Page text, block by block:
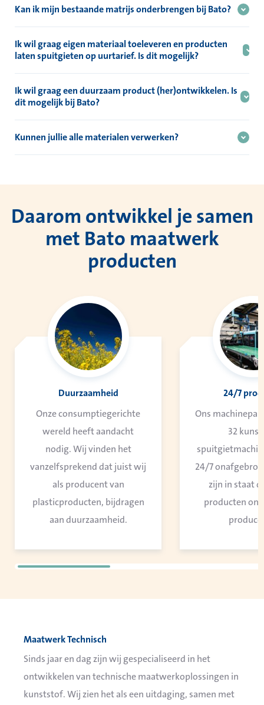
beschikt.
Kan ik mijn bestaande matrijs onderbrengen bij Bato?
Ik wil graag eigen materiaal toeleveren en producten
laten spuitgieten op uurtarief. Is dit mogelijk?
Ik wil graag een duurzaam product (her)ontwikkelen. Is
dit mogelijk bij Bato?
gerecycleerde, biobased en biologisch afbreekbare materialen.
Kunnen jullie alle materialen verwerken?
Daarom ontwikkel je samen
met Bato maatwerk
producten
Duurzaamheid
Onze consumptiegerichte
wereld heeft aandacht
nodig. Wij vinden het
vanzelfsprekend dat juist wij
als producent van
plasticproducten, bijdragen
aan duurzaamheid.
24/7
Ons
32
24/7
zijn in staat
producten
Maatwerk Technisch
Sinds jaar en dag zijn wij gespecialiseerd in het
ontwikkelen van technische maatwerkoplossingen in
kunststof. Wij zien het als een uitdaging, samen met